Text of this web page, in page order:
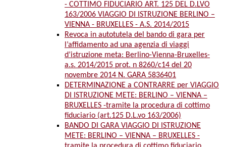
- COTTIMO FIDUCIARIO ART. 125 DEL D.LVO
163/2006 VIAGGIO DI ISTRUZIONE BERLINO –
VIENNA - BRUXELLES - A.S. 2014/2015
Revoca in autotutela del bando di gara per
l’affidamento ad una agenzia di viaggi
d’istruzione meta: Berlino-Vienna-Bruxelles-
a.s. 2014/2015 prot. n 8260/c14 del 20
novembre 2014 N. GARA 5836401
DETERMINAZIONE a CONTRARRE per VIAGGIO
DI ISTRUZIONE METE: BERLINO – VIENNA –
BRUXELLES -tramite la procedura di cottimo
fiduciario (art.125 D.L.vo 163/2006)
BANDO DI GARA VIAGGIO DI ISTRUZIONE
METE: BERLINO – VIENNA – BRUXELLES -